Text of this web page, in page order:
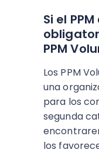
Si el
PPM
Los PPM
una
para los
segunda
los